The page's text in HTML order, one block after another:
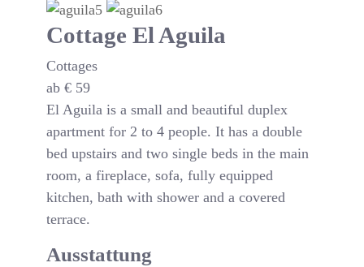
Cottage El Aguila
Cottages
ab € 59
El Aguila is a small and beautiful duplex
apartment for 2 to 4 people. It has a double
bed upstairs and two single beds in the main
room, a fireplace, sofa, fully equipped
kitchen, bath with shower and a covered
terrace.
Ausstattung